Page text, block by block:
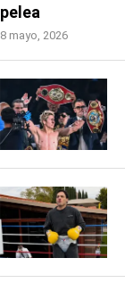
pelea
8 mayo, 2026